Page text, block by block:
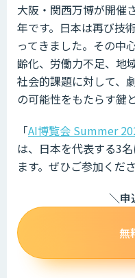
大阪・関西万博が開催
年です。日本は再び技
ってきました。その中
齢化、労働力不足、地
社会的課題に対して、
の可能性をもたらす鍵
「AI博覧会 Summer
は、日本を代表する3
ます。ぜひご参加くださ
＼申
無